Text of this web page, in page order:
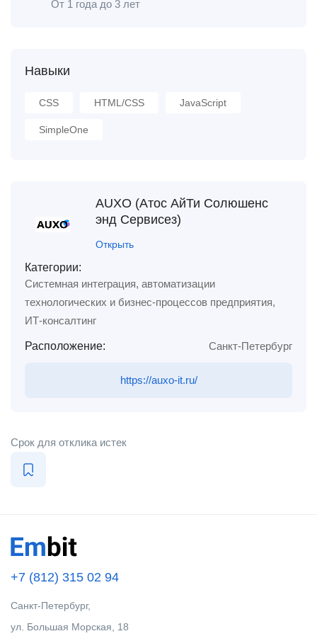
От 1 года до 3 лет
Навыки
CSS HTML/CSS JavaScript
SimpleOne
AUXO (Атос АйТи Солюшенс
энд Сервисез)
Открыть
Категории:
Системная интеграция, автоматизации
технологических и бизнес-процессов предприятия,
ИТ-консалтинг
Расположение: Санкт-Петербург
https://auxo-it.ru/
Срок для отклика истек
+7 (812) 315 02 94
Санкт-Петербург,
ул. Большая Морская, 18